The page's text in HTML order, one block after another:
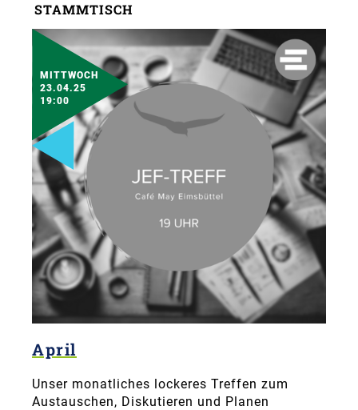
STAMMTISCH
MITTWOCH
23.04.25
19:00
April
Unser monatliches lockeres Treffen zum
Austauschen, Diskutieren und Planen